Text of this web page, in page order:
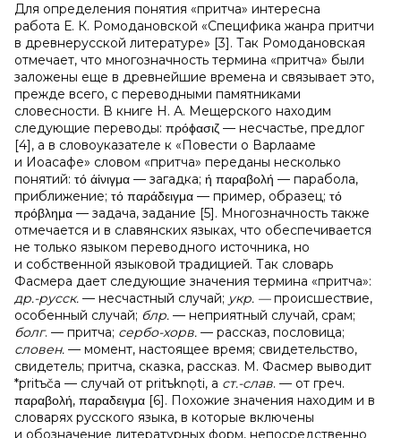
Для определения понятия «притча» интересна
работа Е. К. Ромодановской «Специфика жанра притчи
в древнерусской литературе» [3]. Так Ромодановская
отмечает, что многозначность термина «притча» были
заложены еще в древнейшие времена и связывает это,
прежде всего, с переводными памятниками
словесности. В книге Н. А. Мещерского находим
следующие переводы: πρόϕασιζ — несчастье, предлог
[4], а в словоуказателе к «Повести о Варлааме
и Иоасафе» словом «притча» переданы несколько
понятий: τό άἱνιγμα — загадка; ή παραβολή — парабола,
приближение; τό παράδειγμα — пример, образец; τό
πρόβλημα — задача, задание [5]. Многозначность также
отмечается и в славянских языках, что обеспечивается
не только языком переводного источника, но
и собственной языковой традицией. Так словарь
Фасмера дает следующие значения термина «притча»:
др.-русск. — несчастный случай; укр. —происшествие,
особенный случай; блр. — неприятный случай, срам;
болг. — притча; сербо-хорв. — рассказ, пословица;
словен. — момент, настоящее время; свидетельство,
свидетель; притча, сказка, рассказ. М. Фасмер выводит
*pritъčа — случай от pritъknọti, а ст.-слав. — от греч.
παραβολή, παραδειγμα [6]. Похожие значения находим и в
словарях русского языка, в которые включены
и обозначение литературных форм, непосредственно